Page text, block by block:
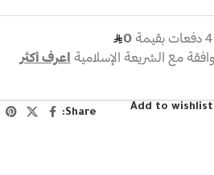
Add to wishlist
Share: